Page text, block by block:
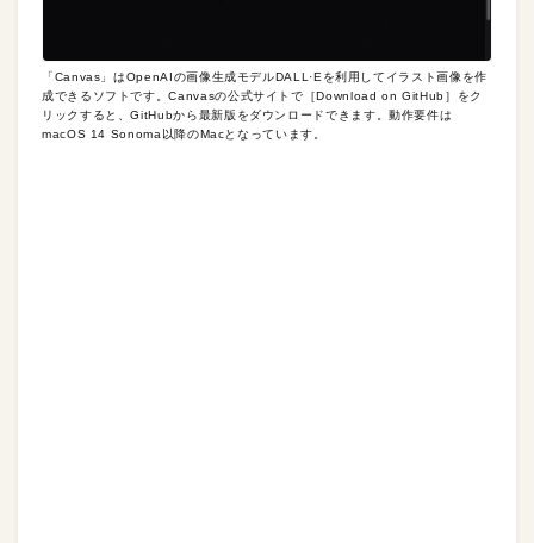
「Canvas」はOpenAIの画像生成モデルDALL·Eを利用してイラスト画像を作
成できるソフトです。Canvasの公式サイトで［Download on GitHub］をク
リックすると、GitHubから最新版をダウンロードできます。動作要件は
macOS 14 Sonoma以降のMacとなっています。